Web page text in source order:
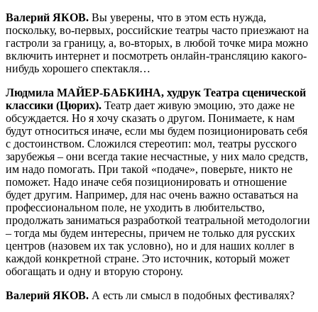
Валерий ЯКОВ. Вы уверены, что в этом есть нужда,
поскольку, во-первых, российские театры часто приезжают на
гастроли за границу, а, во-вторых, в любой точке мира можно
включить интернет и посмотреть онлайн-трансляцию какого-
нибудь хорошего спектакля…
Людмила МАЙЕР-БАБКИНА, худрук Театра сценической
классики (Цюрих). Театр дает живую эмоцию, это даже не
обсуждается. Но я хочу сказать о другом. Понимаете, к нам
будут относиться иначе, если мы будем позиционировать себя
с достоинством. Сложился стереотип: мол, театры русского
зарубежья – они всегда такие несчастные, у них мало средств,
им надо помогать. При такой «подаче», поверьте, никто не
поможет. Надо иначе себя позиционировать и отношение
будет другим. Например, для нас очень важно оставаться на
профессиональном поле, не уходить в любительство,
продолжать заниматься разработкой театральной методологии
– тогда мы будем интересны, причем не только для русских
центров (назовем их так условно), но и для наших коллег в
каждой конкретной стране. Это источник, который может
обогащать и одну и вторую сторону.
Валерий ЯКОВ. А есть ли смысл в подобных фестивалях?